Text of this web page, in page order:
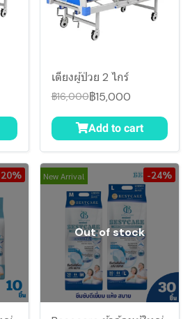
เตียงผู้ป่วย 2 ไกร์
฿16,000฿15,000
Add to cart
New Arrival -24%
Out of stock